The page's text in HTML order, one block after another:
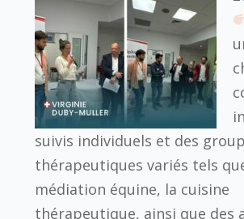
suivis individuels et des
thérapeutiques variés tels
médiation équine, la cuisine
thérapeutique, ainsi que des